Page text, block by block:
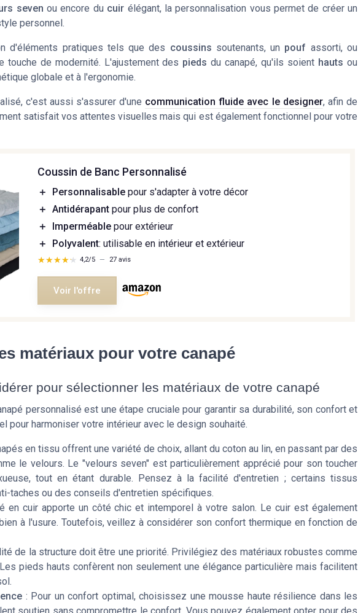
seven ou encore du cuir élégant, la personnalisation vous permet de créer un
personnel.
d'éléments pratiques tels que des coussins soutenants, un pouf assorti, ou
touche de modernité. L'ajustement des pieds du canapé, qu'ils soient hauts ou
globale et à l'ergonomie.
c'est aussi s'assurer d'une communication fluide avec le designer, afin de
satisfait vos attentes visuelles mais qui est également fonctionnel pour votre
Coussin de Banc Personnalisé
＋ Personnalisable pour s'adapter à votre décor
＋ Antidérapant pour plus de confort
＋
Imperméable pour extérieur
＋
Polyvalent: utilisable en intérieur et extérieur
★★★★★
★★★★★ 4,2/5 — 27 avis
Voir l'offre
matériaux pour votre canapé
pour sélectionner les matériaux de votre canapé
personnalisé est une étape cruciale pour garantir sa durabilité, son confort et
pour harmoniser votre intérieur avec le design souhaité.
en tissu offrent une variété de choix, allant du coton au lin, en passant par des
le velours. Le "velours seven" est particulièrement apprécié pour son toucher
tout en étant durable. Pensez à la facilité d'entretien ; certains tissus
taches ou des conseils d'entretien spécifiques.
en cuir apporte un côté chic et intemporel à votre salon. Le cuir est également
à l'usure. Toutefois, veillez à considérer son confort thermique en fonction de
de la structure doit être une priorité. Privilégiez des matériaux robustes comme
pieds hauts confèrent non seulement une élégance particulière mais facilitent
: Pour un confort optimal, choisissez une mousse haute résilience dans les